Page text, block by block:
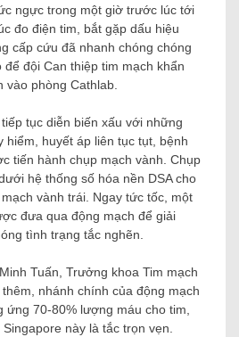
ngực trong một giờ trước lúc tới
đo điện tim, bắt gặp dấu hiệu
cấp cứu đã nhanh chóng chóng
đội Can thiệp tim mạch khẩn
vào phòng Cathlab.
tục diễn biến xấu với những
hiểm, huyết áp liên tục tụt, bệnh
tiến hành chụp mạch vành. Chụp
hệ thống số hóa nền DSA cho
vành trái. Ngay tức tốc, một
đưa qua động mạch để giải
tình trạng tắc nghẽn.
Tuấn, Trưởng khoa Tim mạch
nhánh chính của động mạch
ứng 70-80% lượng máu cho tim,
này là tắc trọn vẹn.